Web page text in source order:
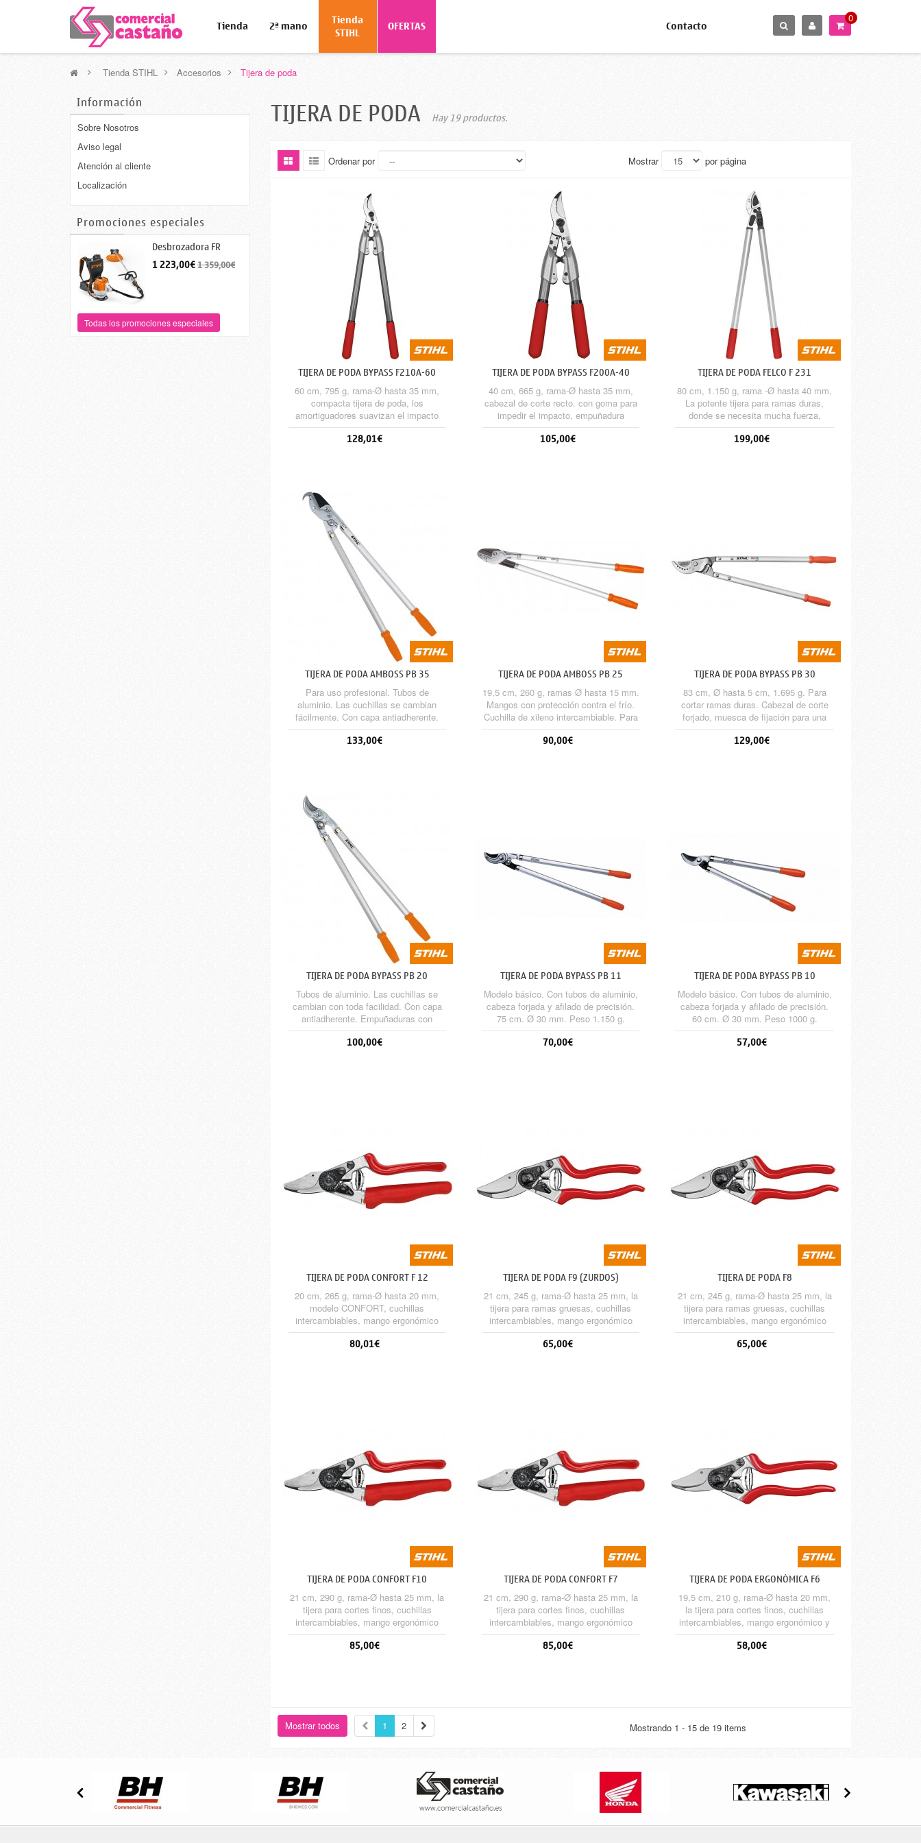
Tienda 2ª mano Tienda
STIHL OFERTAS Contacto
0
> Tienda STIHL > Accesorios > Tijera de poda
Información
Sobre Nosotros
Aviso legal
Atención al cliente
Localización
Promociones especiales
Desbrozadora FR
460...
1 223,00€1 359,00€
Todas los promociones especiales
TIJERA DE PODA Hay 19 productos.
Ordenar por Mostrar por página
TIJERA DE PODA BYPASS F210A-60
60 cm, 795 g, rama-Ø hasta 35 mm,
compacta tijera de poda, los
amortiguadores suavizan el impacto
sobre el corte, cuchillas
intercambiables, piezas de forja,
128,01€
TIJERA DE PODA BYPASS F200A-40
40 cm, 665 g, rama-Ø hasta 35 mm,
cabezal de corte recto. con goma para
impedir el impacto, empuñadura
antideslizante, mangos de aluminio.
105,00€
TIJERA DE PODA FELCO F 231
80 cm, 1.150 g, rama -Ø hasta 40 mm,
La potente tijera para ramas duras,
donde se necesita mucha fuerza,
cuchillas intercambiables, piezas de
forja, fuertes y robustas, con mango
199,00€
TIJERA DE PODA AMBOSS PB 35
Para uso profesional. Tubos de
aluminio. Las cuchillas se cambian
fácilmente. Con capa antiadherente.
Empuñaduras con protección. 80 cm.
133,00€
TIJERA DE PODA AMBOSS PB 25
19,5 cm, 260 g, ramas Ø hasta 15 mm.
Mangos con protección contra el frío.
Cuchilla de xileno intercambiable. Para
madera muerta.
90,00€
TIJERA DE PODA BYPASS PB 30
83 cm, Ø hasta 5 cm, 1.695 g. Para
cortar ramas duras. Cabezal de corte
forjado, muesca de fijación para una
mejor sujeción durante el corte, canal
de savia para evitar la adherencia del
129,00€
TIJERA DE PODA BYPASS PB 20
Tubos de aluminio. Las cuchillas se
cambian con toda facilidad. Con capa
antiadherente. Empuñaduras con
protección. Longitud 80 cm.
100,00€
TIJERA DE PODA BYPASS PB 11
Modelo básico. Con tubos de aluminio,
cabeza forjada y afilado de precisión.
75 cm. Ø 30 mm. Peso 1.150 g.
70,00€
TIJERA DE PODA BYPASS PB 10
Modelo básico. Con tubos de aluminio,
cabeza forjada y afilado de precisión.
60 cm. Ø 30 mm. Peso 1000 g.
57,00€
TIJERA DE PODA CONFORT F 12
20 cm, 265 g, rama-Ø hasta 20 mm,
modelo CONFORT, cuchillas
intercambiables, mango ergonómico
con mayor agarre y de forja, cabeza de
cuchilla en ángulo que maximiza la
80,01€
TIJERA DE PODA F9 (ZURDOS)
21 cm, 245 g, rama-Ø hasta 25 mm, la
tijera para ramas gruesas, cuchillas
intercambiables, mango ergonómico
con mayor agarre y de forja, cabeza de
cuchilla en ángulo que maximiza la
65,00€
TIJERA DE PODA F8
21 cm, 245 g, rama-Ø hasta 25 mm, la
tijera para ramas gruesas, cuchillas
intercambiables, mango ergonómico
con mayor agarre y de forja, cabeza de
cuchilla en ángulo que maximiza la
65,00€
TIJERA DE PODA CONFORT F10
(ZURDOS)
21 cm, 290 g, rama-Ø hasta 25 mm, la
tijera para cortes finos, cuchillas
intercambiables, mango ergonómico
con mayor agarre y de forja
85,00€
TIJERA DE PODA CONFORT F7
21 cm, 290 g, rama-Ø hasta 25 mm, la
tijera para cortes finos, cuchillas
intercambiables, mango ergonómico
con mayor agarre y de forja
85,00€
TIJERA DE PODA ERGONÓMICA F6
19,5 cm, 210 g, rama-Ø hasta 20 mm,
la tijera para cortes finos, cuchillas
intercambiables, mango ergonómico y
de forja
58,00€
Mostrar todos 1 2 Mostrando 1 - 15 de 19 items